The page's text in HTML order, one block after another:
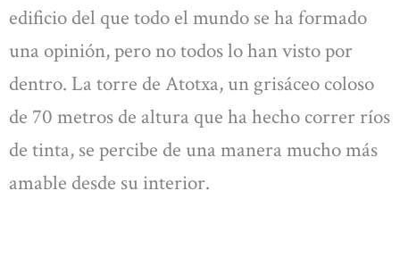
edificio del que todo el mundo se ha formado
una opinión, pero no todos lo han visto por
dentro. La torre de Atotxa, un grisáceo coloso
de 70 metros de altura que ha hecho correr ríos
de tinta, se percibe de una manera mucho más
amable desde su interior.